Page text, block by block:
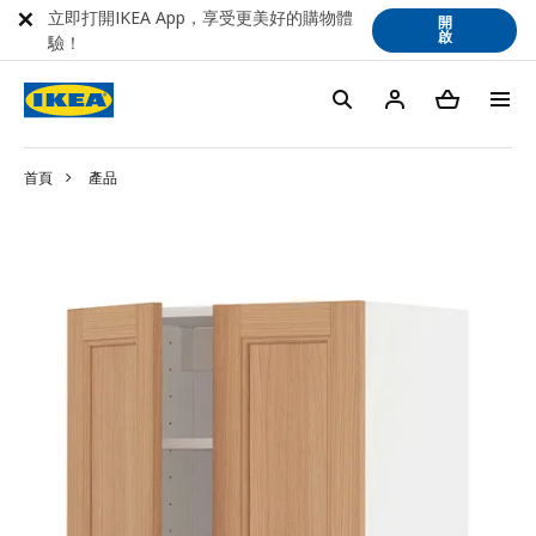
首頁 產品
立即打開IKEA App，享受更美好的購物體
驗！
開
啟